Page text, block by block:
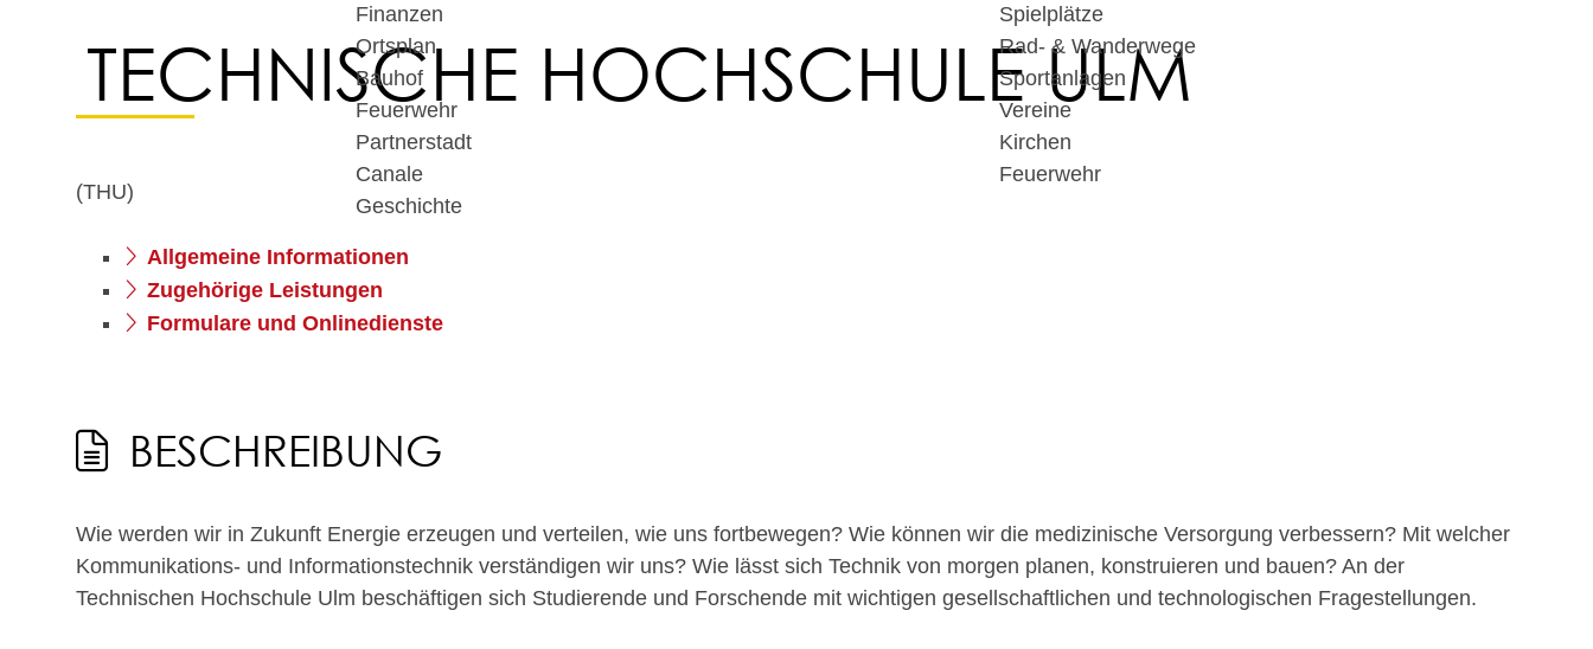
Finanzen
Ortsplan
Bauhof
Feuerwehr
Partnerstadt
Canale
Geschichte
Spielplätze
Rad- & Wanderwege
Sportanlagen
Vereine
Kirchen
Feuerwehr
TECHNISCHE HOCHSCHULE ULM
(THU)
Allgemeine Informationen
Zugehörige Leistungen
Formulare und Onlinedienste
BESCHREIBUNG
Wie werden wir in Zukunft Energie erzeugen und verteilen, wie uns fortbewegen? Wie können wir die medizinische Versorgung verbessern? Mit welcher
Kommunikations- und Informationstechnik verständigen wir uns? Wie lässt sich Technik von morgen planen, konstruieren und bauen? An der
Technischen Hochschule Ulm beschäftigen sich Studierende und Forschende mit wichtigen gesellschaftlichen und technologischen Fragestellungen.